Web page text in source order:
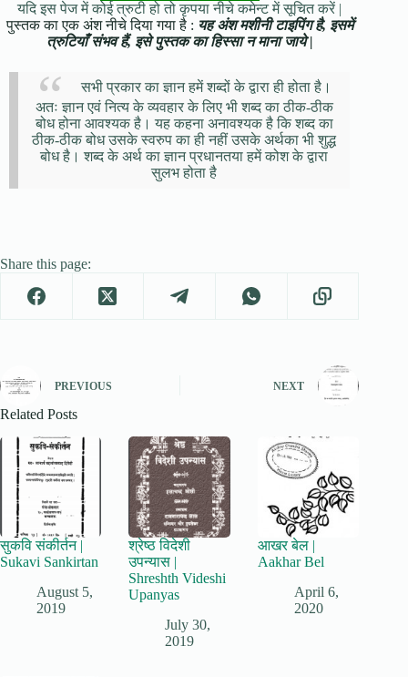
यदि इस पेज में कोई त्रुटी हो तो कृपया नीचे कमेन्ट में सूचित करें |
पुस्तक का एक अंश नीचे दिया गया है : यह अंश मशीनी टाइपिंग है, इसमें
त्रुटियाँ संभव हैं, इसे पुस्तक का हिस्सा न माना जाये |
सभी प्रकार का ज्ञान हमें शब्दों के द्वारा ही होता है।
अतः ज्ञान एवं नित्य के व्यवहार के लिए भी शब्द का ठीक-ठीक
बोध होना आवश्यक है। यह कहना अनावश्यक है कि शब्द का
ठीक-ठीक बोध उसके स्वरुप का ही नहीं उसके अर्थका भी शुद्ध
बोध है। शब्द के अर्थ का ज्ञान प्रधानतया हमें कोश के द्वारा
सुलभ होता है
Share this page:
PREVIOUS NEXT
Related Posts
सुकवि संकीर्तन |
Sukavi Sankirtan
August 5,
2019
श्रेष्ठ विदेशी
उपन्यास |
Shreshth Videshi
Upanyas
July 30,
2019
आखर बेल |
Aakhar Bel
April 6,
2020